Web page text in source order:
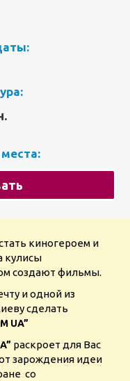
киногероем и
кулисы
создают фильмы.
и одной из
сделать
UA”
раскроет для Вас
зарождения идеи
со